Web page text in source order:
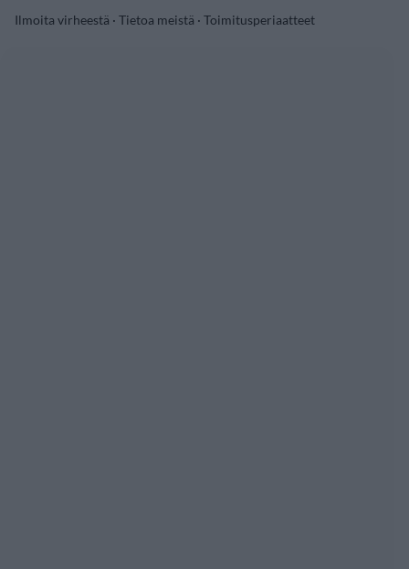
Ilmoita virheestä · Tietoa meistä · Toimitusperiaatteet